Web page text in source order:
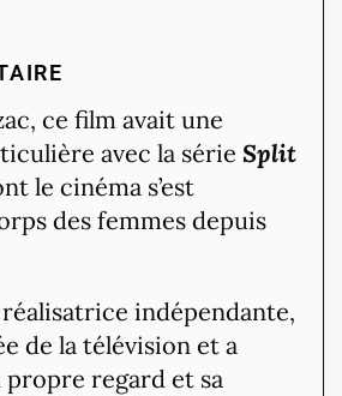
ce film avait une
avec la série Split
le cinéma s’est
des femmes depuis
réalisatrice indépendante,
de la télévision et a
propre regard et sa